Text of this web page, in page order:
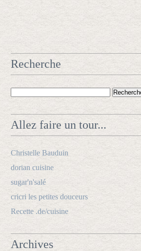
Recherche
Allez faire un tour...
Christelle Bauduin
dorian cuisine
sugar'n'salé
cricri les petites douceurs
Recette .de/cuisine
Archives